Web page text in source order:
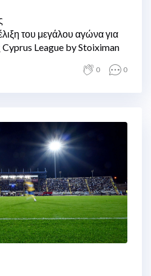
του μεγάλου αγώνα για
Cyprus League by Stoiximan
0 0